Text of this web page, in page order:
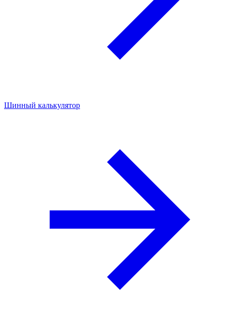
Шинный калькулятор